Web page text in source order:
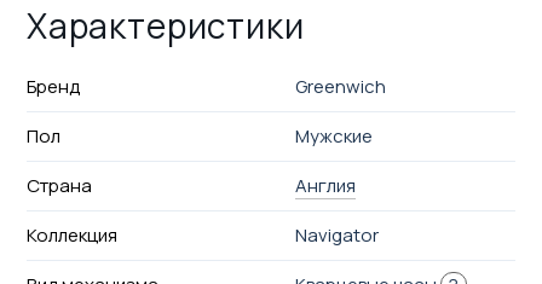
Характеристики
Бренд
Greenwich
Пол
Мужские
Страна
Англия
Коллекция
Navigator